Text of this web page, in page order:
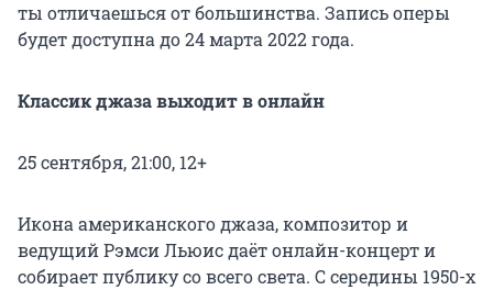
ты отличаешься от большинства. Запись оперы
будет доступна до 24 марта 2022 года.
Классик джаза выходит в онлайн
25 сентября, 21:00, 12+
Икона американского джаза, композитор и
ведущий Рэмси Льюис даёт онлайн-концерт и
собирает публику со всего света. С середины 1950-х